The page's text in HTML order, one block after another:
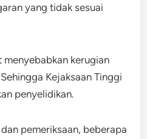
yang tidak sesuai
kerugian
Kejaksaan Tinggi
penyelidikan.
pemeriksaan, beberapa